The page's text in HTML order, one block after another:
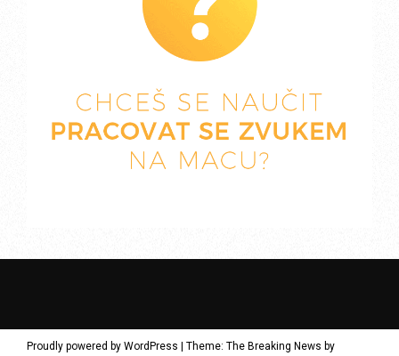
Proudly powered by WordPress | Theme: The Breaking News by